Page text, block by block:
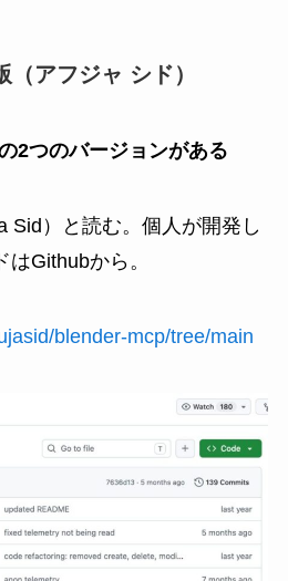
アフジャ シド）
2つのバージョンがある
Sid）と読む。個人が開発し
Githubから。
blender-mcp/tree/main